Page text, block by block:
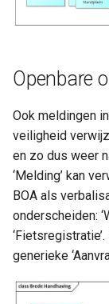
Openbare
Ook meldingen
veiligheid
en zo dus weer
‘Melding’ kan
BOA als
onderscheiden:
generieke